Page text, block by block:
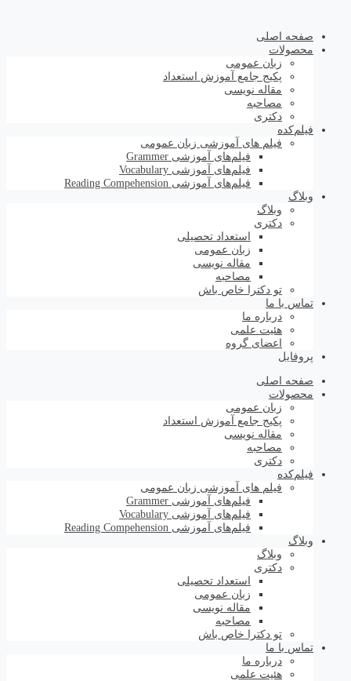
صفحه اصلی
محصولات
زبان عمومی
پکیج جامع آموزش استعداد
مقاله نویسی
مصاحبه
دکتری
فیلم‌کده
فیلم های آموزشی زبان عمومی
فیلم‌های آموزشی Grammer
فیلم‌های آموزشی Vocabulary
فیلم‌های آموزشی Reading Compehension
وبلاگ
وبلاگ
دکتری
استعداد تحصیلی
زبان عمومی
مقاله نویسی
مصاحبه
تو دکترا خاص باش
تماس با ما
درباره ما
هئیت علمی
اعضای گروه
پروفایل
صفحه اصلی
محصولات
زبان عمومی
پکیج جامع آموزش استعداد
مقاله نویسی
مصاحبه
دکتری
فیلم‌کده
فیلم های آموزشی زبان عمومی
فیلم‌های آموزشی Grammer
فیلم‌های آموزشی Vocabulary
فیلم‌های آموزشی Reading Compehension
وبلاگ
وبلاگ
دکتری
استعداد تحصیلی
زبان عمومی
مقاله نویسی
مصاحبه
تو دکترا خاص باش
تماس با ما
درباره ما
هئیت علمی